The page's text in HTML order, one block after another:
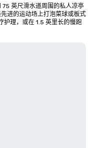
英尺滑水道周围的私人凉亭
进的运动场上打泡菜球或板式
护理，或在 1.5 英里长的慢跑